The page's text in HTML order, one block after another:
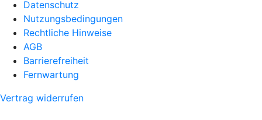
Datenschutz
Nutzungsbedingungen
Rechtliche Hinweise
AGB
Barrierefreiheit
Fernwartung
Vertrag widerrufen